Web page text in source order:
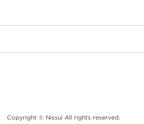
Copyright © Nissui All rights reserved.